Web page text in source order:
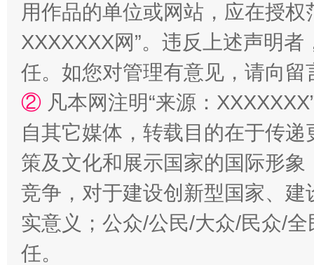
国家大学科技园优化重塑工作
用作品的单位或网站，应在授
XXXXXXX网”。违反上述声明
任。如您对管理有意见，请向
② 凡本网注明“来源：
自其它媒体，转载目的在于传
策及文化和展示国家的国际形
竞争，对于建设创新型国家、
实意义；公众/公民/大众/民众/
任。